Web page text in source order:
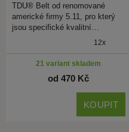
TDU® Belt od renomované
americké firmy 5.11, pro který
jsou specifické kvalitní…
12x
21 variant skladem
od 470 Kč
KOUPIT